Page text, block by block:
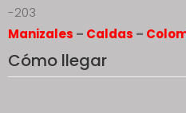
-203
Manizales – Caldas –
Cómo llegar